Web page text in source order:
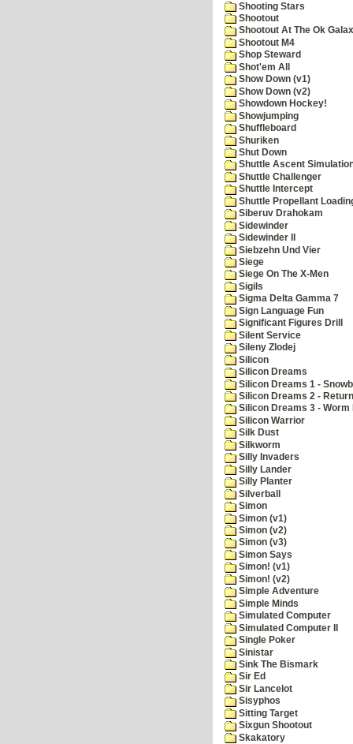
Shooting Stars
Shootout
Shootout At The Ok
Shootout M4
Shop Steward
Shot'em All
Show Down (v1)
Show Down (v2)
Showdown Hockey!
Showjumping
Shuffleboard
Shuriken
Shut Down
Shuttle Ascent
Shuttle Challenger
Shuttle Intercept
Shuttle Propellant
Siberuv Drahokam
Sidewinder
Sidewinder II
Siebzehn Und Vier
Siege
Siege On The X-Men
Sigils
Sigma Delta Gamma 7
Sign Language Fun
Significant Figures Drill
Silent Service
Sileny Zlodej
Silicon
Silicon Dreams
Silicon Dreams 1 -
Silicon Dreams 2 -
Silicon Dreams 3 - Worm
Silicon Warrior
Silk Dust
Silkworm
Silly Invaders
Silly Lander
Silly Planter
Silverball
Simon
Simon (v1)
Simon (v2)
Simon (v3)
Simon Says
Simon! (v1)
Simon! (v2)
Simple Adventure
Simple Minds
Simulated Computer
Simulated Computer II
Single Poker
Sinistar
Sink The Bismark
Sir Ed
Sir Lancelot
Sisyphos
Sitting Target
Sixgun Shootout
Skakatory